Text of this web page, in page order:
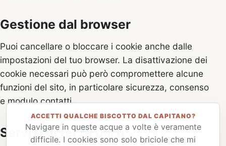
Gestione dal browser
Puoi cancellare o bloccare i cookie anche dalle
impostazioni del tuo browser. La disattivazione dei
cookie necessari può però compromettere alcune
funzioni del sito, in particolare sicurezza, consenso
e modulo contatti.
Servizi di terze parti
ACCETTI QUALCHE BISCOTTO DAL CAPITANO?
Navigare in queste acque a volte è veramente
difficile. I cookies sono solo briciole che mi